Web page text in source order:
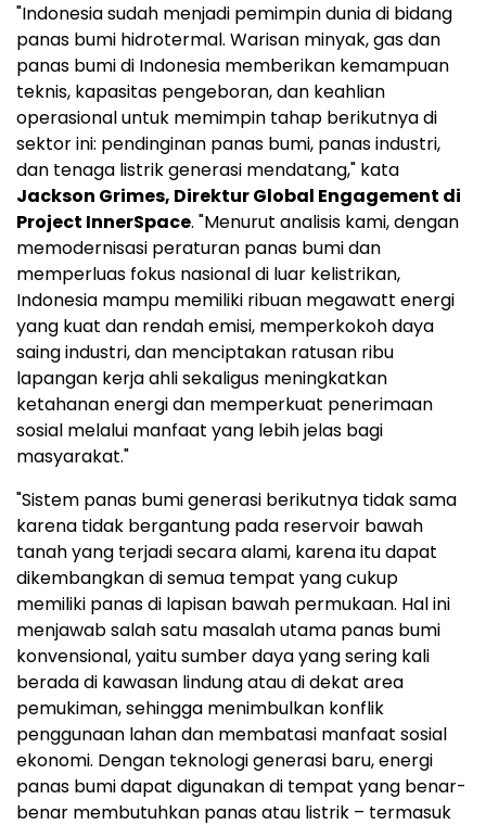
"Indonesiasudah menjadi pemimpin dunia di bidang
panas bumi hidrotermal. Warisan minyak, gas dan
panas bumi di Indonesia memberikan kemampuan
teknis, kapasitas pengeboran, dan keahlian
operasional untuk memimpin tahap berikutnya di
sektor ini: pendinginan panas bumi, panas industri,
dan tenaga listrik generasi mendatang," kata
Jackson Grimes, Direktur Global Engagement di
Project InnerSpace. "Menurut analisis kami, dengan
memodernisasi peraturan panas bumi dan
memperluas fokus nasional di luar kelistrikan,
Indonesia mampu memiliki ribuan megawatt energi
yang kuat dan rendah emisi, memperkokoh daya
saing industri, dan menciptakan ratusan ribu
lapangan kerja ahli sekaligus meningkatkan
ketahanan energi dan memperkuat penerimaan
sosial melalui manfaat yang lebih jelas bagi
masyarakat."
"Sistem panas bumi generasi berikutnya tidak sama
karena tidak bergantung pada reservoir bawah
tanah yang terjadi secara alami, karena itu dapat
dikembangkan di semua tempat yang cukup
memiliki panas di lapisan bawah permukaan. Hal ini
menjawab salah satu masalah utama panas bumi
konvensional, yaitu sumber daya yang sering kali
berada di kawasan lindung atau di dekat area
pemukiman, sehingga menimbulkan konflik
penggunaan lahan dan membatasi manfaat sosial
ekonomi. Dengan teknologi generasi baru, energi
panas bumi dapat digunakan di tempat yang benar-
benar membutuhkan panas atau listrik – termasuk